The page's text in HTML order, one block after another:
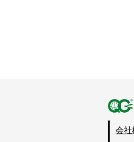
会社